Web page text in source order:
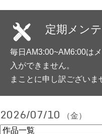
定期メン
毎日AM3:00~AM6:00は
入ができません。
まことに申し訳ございま
2026/07/10 （金）